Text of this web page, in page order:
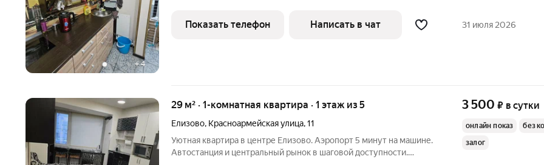
+4
Показать телефон Написать в чат 31 июля 2026
29 м² · 1-комнатная квартира · 1 этаж из 5
Елизово, Красноармейская улица,11
Уютная квартира в центре Елизово. Аэропорт 5 минут на машине.
Автостанция и центральный рынок в шаговой доступности.
3 500 ₽ в сутки
онлайн показ
без
залог